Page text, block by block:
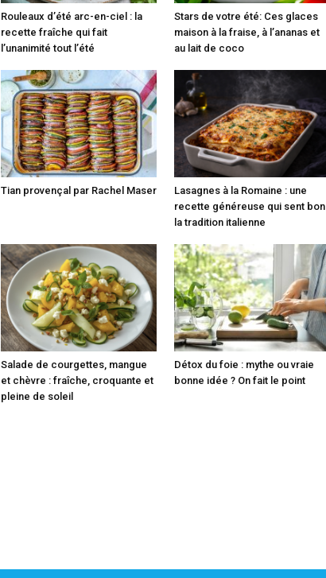
Rouleaux d’été arc-en-ciel : la
recette fraîche qui fait
l’unanimité tout l’été
Stars de votre été: Ces glaces
maison à la fraise, à l’ananas et
au lait de coco
Tian provençal par Rachel Maser
Lasagnes à la Romaine : une
recette généreuse qui sent bon
la tradition italienne
Salade de courgettes, mangue
et chèvre : fraîche, croquante et
pleine de soleil
Détox du foie : mythe ou vraie
bonne idée ? On fait le point